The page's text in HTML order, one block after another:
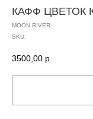
КАФФ ЦВЕТОК
MOON RIVER
SKU:
3500,00 р.